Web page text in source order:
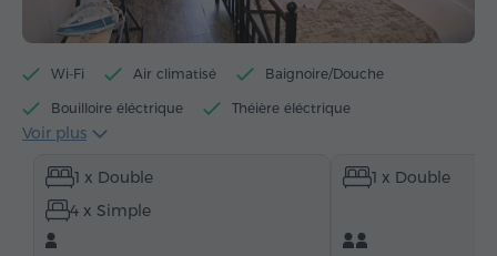
Wi-Fi Air climatisé Baignoire/Douche
Bouilloire éléctrique Théière éléctrique
Articles de toilette gratuits
Chaussons Chauffage
Armoire
Réfrigérateur Thé/Café
Voir plus
1 x Double
4 x Simple
1 x Double